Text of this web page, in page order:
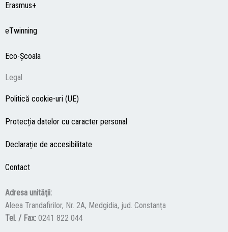
Erasmus+
eTwinning
Eco-Şcoala
Legal
Politică cookie-uri (UE)
Protecția datelor cu caracter personal
Declarație de accesibilitate
Contact
Adresa unităţii:
Aleea Trandafirilor, Nr. 2A, Medgidia, jud. Constanța
Tel. / Fax: 0241 822 044